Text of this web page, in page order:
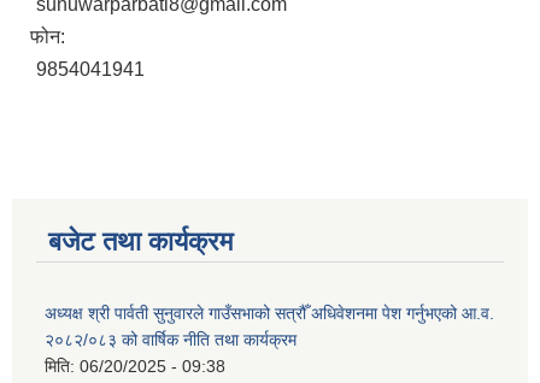
sunuwarparbati8@gmail.com
फोन:
9854041941
बजेट तथा कार्यक्रम
अध्यक्ष श्री पार्वती सुनुवारले गाउँसभाको सत्रौँ अधिवेशनमा पेश गर्नुभएको आ.व.
२०८२/०८३ को वार्षिक नीति तथा कार्यक्रम
मिति: 06/20/2025 - 09:38